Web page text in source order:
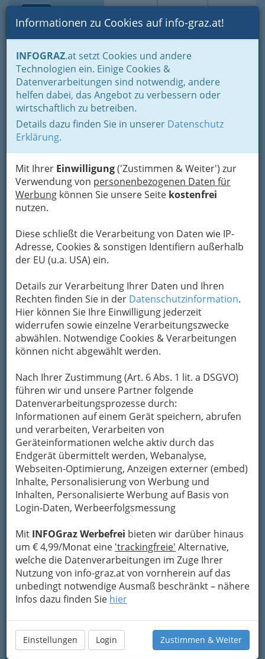
Suche Login Toggle
Informationen zu Cookies auf info-graz.at!
INFOGRAZ.at setzt Cookies und andere
Technologien ein. Einige Cookies &
Datenverarbeitungen sind notwendig, andere
helfen dabei, das Angebot zu verbessern oder
wirtschaftlich zu betreiben.
Details dazu finden Sie in unserer Datenschutz
Erklärung.
Mit Ihrer Einwilligung('Zustimmen & Weiter') zur
Verwendung von personenbezogenen Daten für
Werbung können Sie unsere Seite kostenfrei
nutzen.
Diese schließt die Verarbeitung von Daten wie IP-
Adresse, Cookies & sonstigen Identifiern außerhalb
der EU (u.a. USA) ein.
Details zur Verarbeitung Ihrer Daten und Ihren
Rechten finden Sie in der Datenschutzinformation.
Hier können Sie Ihre Einwilligung jederzeit
widerrufen sowie einzelne Verarbeitungszwecke
abwählen. Notwendige Cookies & Verarbeitungen
können nicht abgewählt werden.
Nach Ihrer Zustimmung (Art. 6 Abs. 1 lit. a DSGVO)
führen wir und unsere Partner folgende
Datenverarbeitungsprozesse durch:
Informationen auf einem Gerät speichern, abrufen
und verarbeiten, Verarbeiten von
Geräteinformationen welche aktiv durch das
Endgerät übermittelt werden, Webanalyse,
Webseiten-Optimierung, Anzeigen externer (embed)
Inhalte, Personalisierung von Werbung und
Inhalten, Personalisierte Werbung auf Basis von
Login-Daten, Werbeerfolgsmessung
Mit INFOGraz Werbefrei bieten wir darüber hinaus
um € 4,99/Monat eine 'trackingfreie' Alternative,
welche die Datenverarbeitungen im Zuge Ihrer
Nutzung von info-graz.at von vornherein auf das
unbedingt notwendige Ausmaß beschränkt – nähere
Infos dazu finden Sie hier
Einstellungen Login Zustimmen & Weiter
Home Branchen
Gewerbe, Handwerk, Banken
Gewerbe & Handwerk, Gliederung der WKO
Bauhilfsgewerbe
Vollwärmeschutz
Zuhdija Sabic
Wiener Straße 13, 8020 Graz
Karte
Adresse mit Google Maps anschauen
So gliedert die WKO
Türöffnungen
Abdichter gegen Feuchtigkeit &
Druckwasser
Baugerüste- & Baugeräteverleiher